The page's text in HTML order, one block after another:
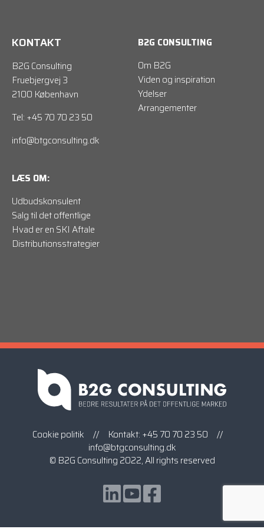
KONTAKT
B2G Consulting
Fruebjergvej 3
2100 København
Tel: +45 70 70 23 50
info@btgconsulting.dk
B2G CONSULTING
Om B2G
Viden og inspiration
Ydelser
Arrangementer
LÆS OM:
Udbudskonsulent
Salg til det offentlige
Hvad er en SKI Aftale
Distributionsstrategier
Cookie politik // Kontakt: +45 70 70 23 50 //
info@btgconsulting.dk
© B2G Consulting 2022, All rights reserved